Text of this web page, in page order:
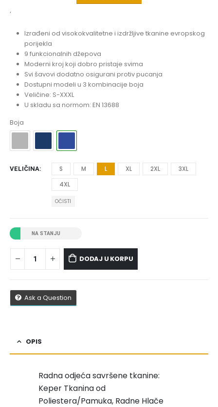
‘
Izrađeni od visokokvalitetne i izdržljive tkanine evropskog
porijekla
9 funkcionalnih džepova
Moderni kroj koji dobro pristaje svima
Svi šavovi dodatno osigurani protiv pucanja
Dostupni modeli u 3 kombinacije boja
Veličine: S-XXXL
U skladu sa normom: EN 13688
Boja
VELIČINA S M L XL 2XL
3XL
4XL
OČISTI
NA STANJU
DODAJ U KORPU
Ask a Question
OPIS
Radna odjeća savršene tkanine:
Keper Tkanina od
Poliestera/Pamuka, Radne Hlače